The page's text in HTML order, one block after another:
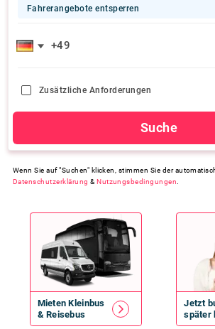
Fahrerangebote entsperren
Zusätzliche Anforderungen
Suche
Wenn Sie auf "Suchen" klicken, stimmen Sie der
Datenschutzerklärung &Nutzungsbedingungen
Mieten Kleinbus
& Reisebus
Jetzt
später